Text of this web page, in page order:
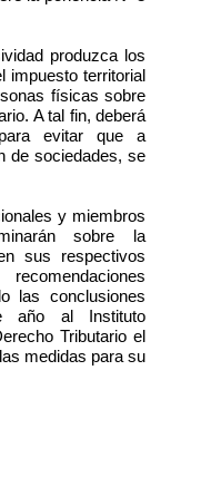
produzca los
impuesto territorial
físicas sobre
A tal fin, deberá
evitar que a
de sociedades, se
y miembros
sobre la
sus respectivos
las conclusiones
año al Instituto
Tributario el
medidas para su